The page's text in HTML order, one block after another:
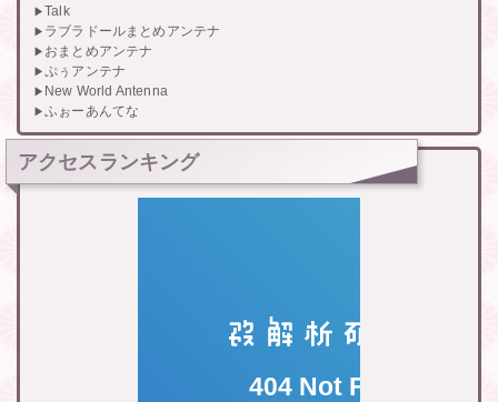
Talk
ラブラドールまとめアンテナ
おまとめアンテナ
ぷぅアンテナ
New World Antenna
ふぉーあんてな
アクセスランキング